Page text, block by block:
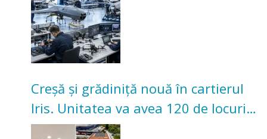
Creșă și grădiniță nouă în cartierul
Iris. Unitatea va avea 120 de locuri
pentru copii